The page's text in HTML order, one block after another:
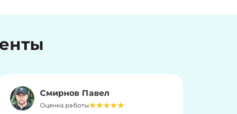
Смирнов Павел
Оценка работы